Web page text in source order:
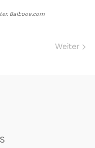
Balbooa.com
Weiter